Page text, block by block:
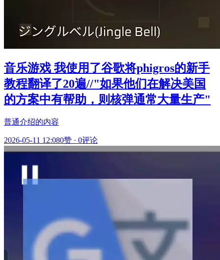
音乐游戏 我使用了谷歌将phigros的新手
教程翻译了20遍//"如果他们在解决美国
的方案中有帮助，则核弹通常大量生产"
普通介绍的内容
2026-05-11 12:080赞 · 0评论